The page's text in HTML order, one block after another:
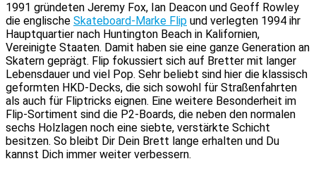
1991 gründeten Jeremy Fox, Ian Deacon und Geoff Rowley
die englische Skateboard-Marke Flip und verlegten 1994 ihr
Hauptquartier nach Huntington Beach in Kalifornien,
Vereinigte Staaten. Damit haben sie eine ganze Generation an
Skatern geprägt. Flip fokussiert sich auf Bretter mit langer
Lebensdauer und viel Pop. Sehr beliebt sind hier die klassisch
geformten HKD-Decks, die sich sowohl für Straßenfahrten
als auch für Fliptricks eignen. Eine weitere Besonderheit im
Flip-Sortiment sind die P2-Boards, die neben den normalen
sechs Holzlagen noch eine siebte, verstärkte Schicht
besitzen. So bleibt Dir Dein Brett lange erhalten und Du
kannst Dich immer weiter verbessern.